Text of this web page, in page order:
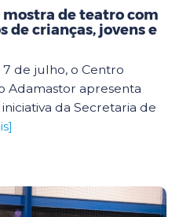
de teatro com
de crianças, jovens e
de julho, o Centro
Adamastor apresenta
da Secretaria de